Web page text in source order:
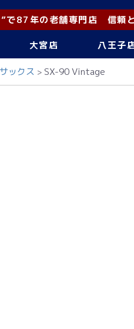
”で87年の老舗専門店 信頼
大宮店 八王子
ックス SX-90 Vintage